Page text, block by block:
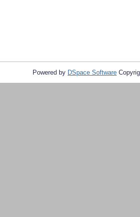
Powered by DSpace Software